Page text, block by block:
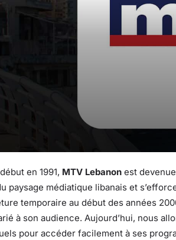
en 1991, MTV Lebanon est
paysage médiatique libanais et
temporaire au début des années
à son audience. Aujourd’hui, nous
pour accéder facilement à ses